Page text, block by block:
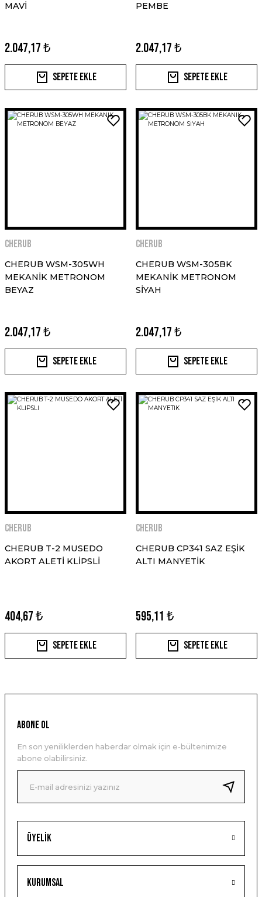
MAVİ
2.047,17 ₺
Sepete Ekle
PEMBE
2.047,17 ₺
Sepete Ekle
CHERUB
CHERUB WSM-305WH
MEKANİK METRONOM
BEYAZ
2.047,17 ₺
Sepete Ekle
CHERUB
CHERUB WSM-305BK
MEKANİK METRONOM
SİYAH
2.047,17 ₺
Sepete Ekle
CHERUB
CHERUB T-2 MUSEDO
AKORT ALETİ KLİPSLİ
404,67 ₺
Sepete Ekle
CHERUB
CHERUB CP341 SAZ EŞİK
ALTI MANYETİK
595,11 ₺
Sepete Ekle
Üyelik
Kurumsal
ABONE OL
En son yeniliklerden haberdar olmak için e-bültenimize
abone olabilirsiniz.